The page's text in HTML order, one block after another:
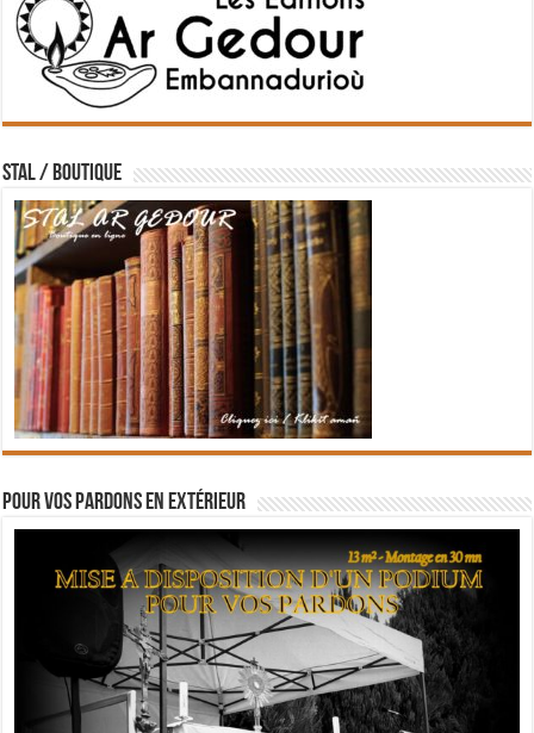
STAL / BOUTIQUE
Pour vos pardons en extérieur